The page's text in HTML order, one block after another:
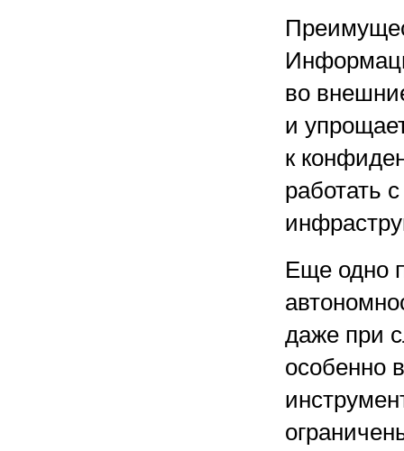
во
и
к
работать
Еще одно
даже при
особенно